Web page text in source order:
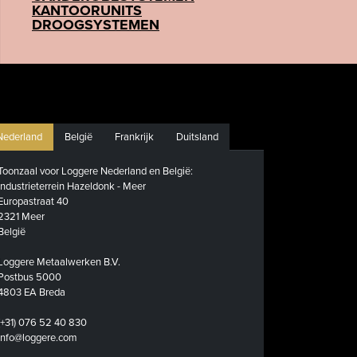
KANTOORUNITS
DROOGSYSTEMEN
België Frankrijk Duitsland
voor Loggere Nederland en België:
Hazeldonk - Meer
40
Meer
Metaalwerken B.V.
5000
EA Breda
076 52 40 830